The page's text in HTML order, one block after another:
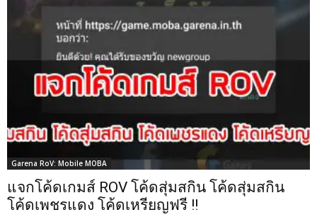
Garena RoV: Mobile MOBA
แจกโค้ดเกมส์ ROV โค้ดสุ่มสกิน โค้ดสุ่มสกิน
โค้ดเพชรแดง โค้ดเหรียญฟรี !!